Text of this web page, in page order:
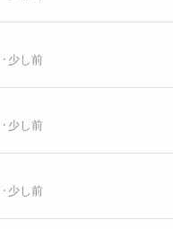
少し前
少し前
少し前